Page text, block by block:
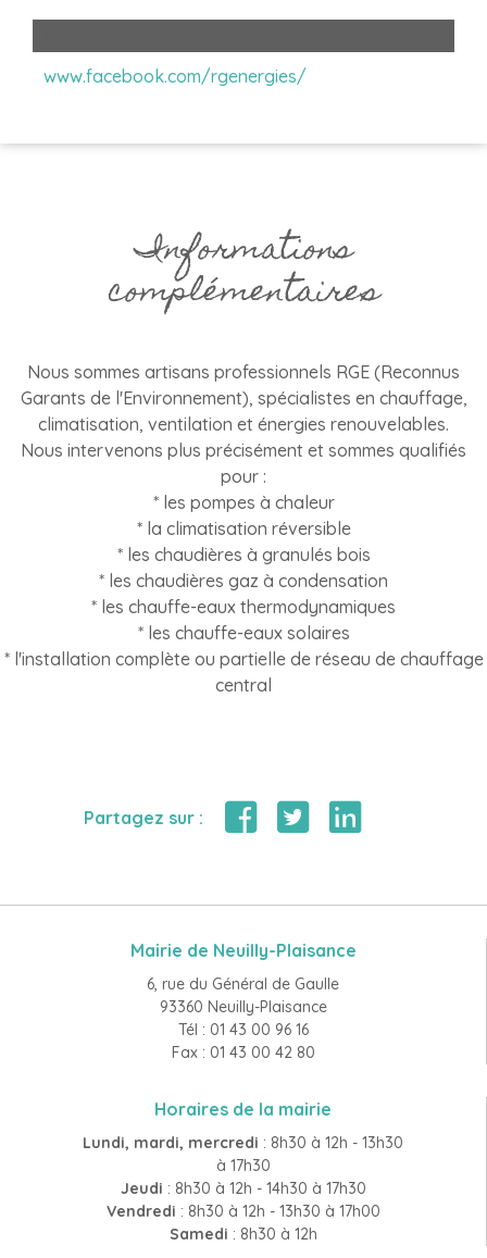
www.facebook.com/rgenergies/
Informations
complémentaires
Nous sommes artisans professionnels RGE (Reconnus
Garants de l'Environnement), spécialistes en chauffage,
climatisation, ventilation et énergies renouvelables.
Nous intervenons plus précisément et sommes qualifiés
pour :
* les pompes à chaleur
* la climatisation réversible
* les chaudières à granulés bois
* les chaudières gaz à condensation
* les chauffe-eaux thermodynamiques
* les chauffe-eaux solaires
* l'installation complète ou partielle de réseau de chauffage
central
Partagez sur :
Mairie de Neuilly-Plaisance
6, rue du Général de Gaulle
93360 Neuilly-Plaisance
Tél : 01 43 00 96 16
Fax : 01 43 00 42 80
Horaires de la mairie
Lundi, mardi, mercredi : 8h30 à 12h - 13h30
à 17h30
Jeudi : 8h30 à 12h - 14h30 à 17h30
Vendredi : 8h30 à 12h - 13h30 à 17h00
Samedi : 8h30 à 12h